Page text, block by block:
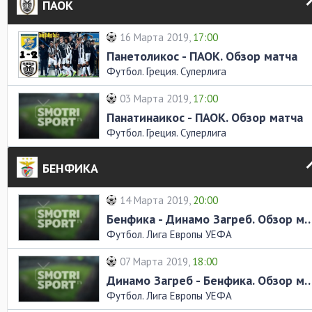
ПАОК
16 Марта 2019, 17:00
Панетоликос - ПАОК. Обзор матча
Футбол. Греция. Суперлига
03 Марта 2019, 17:00
Панатинаикос - ПАОК. Обзор матча
Футбол. Греция. Суперлига
БЕНФИКА
14 Марта 2019, 20:00
Бенфика - Динамо
Футбол. Лига Европы УЕФА
07 Марта 2019, 18:00
Динамо Загреб -
Футбол. Лига Европы УЕФА